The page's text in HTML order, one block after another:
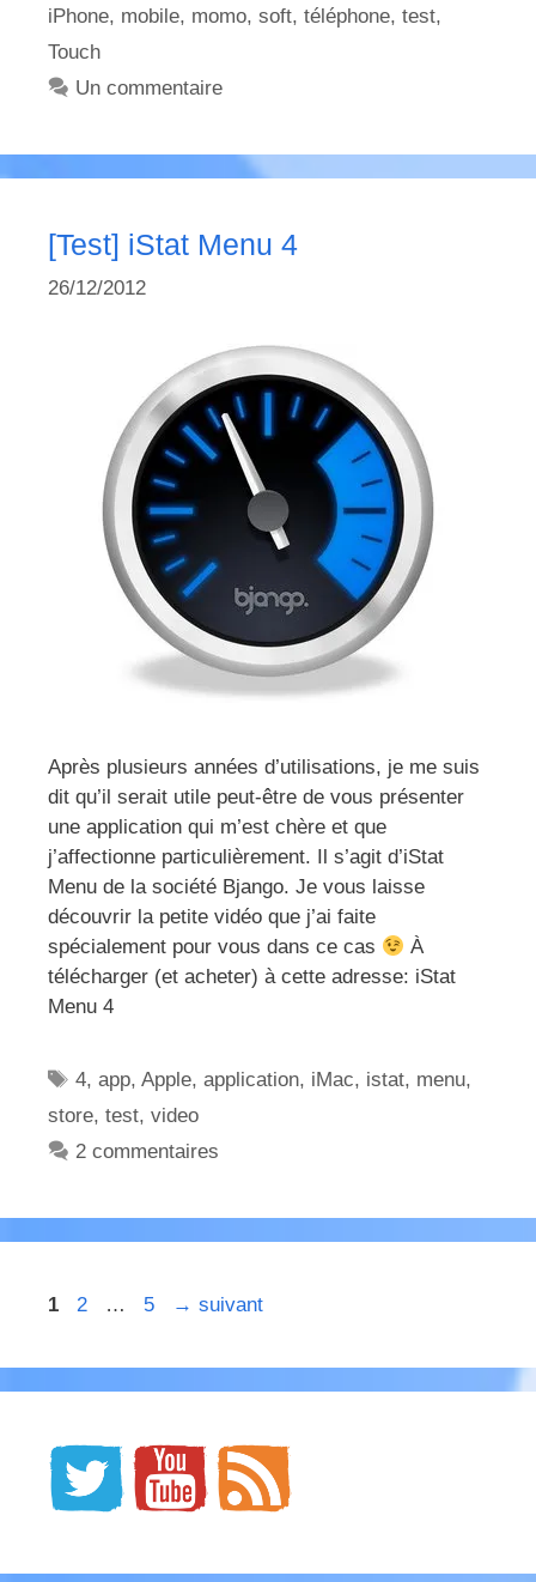
iPhone, mobile, momo, soft, téléphone, test,
Touch
Un commentaire
[Test] iStat Menu 4
26/12/2012
Après plusieurs années d’utilisations, je me suis
dit qu’il serait utile peut-être de vous présenter
une application qui m’est chère et que
j’affectionne particulièrement. Il s’agit d’iStat
Menu de la société Bjango. Je vous laisse
découvrir la petite vidéo que j’ai faite
spécialement pour vous dans ce cas
À
télécharger (et acheter) à cette adresse: iStat
Menu 4
Étiquettes
4,app,Apple,application, iMac, istat, menu,
store, test, video
2 commentaires
Page
1 Page
2 … Page
5 → suivant